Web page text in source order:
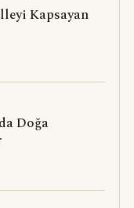
Kapsayan
Doğa